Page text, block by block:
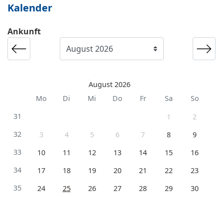
Kalender
Ankunft
August 2026
Mo
Di Mi Do Fr Sa
So
31
1
2
32
3 4 5 6 7 8
9
33
10 11 12 13 14 15
16
34
17 18 19 20 21 22
23
35
24 25 26 27 28 29
30